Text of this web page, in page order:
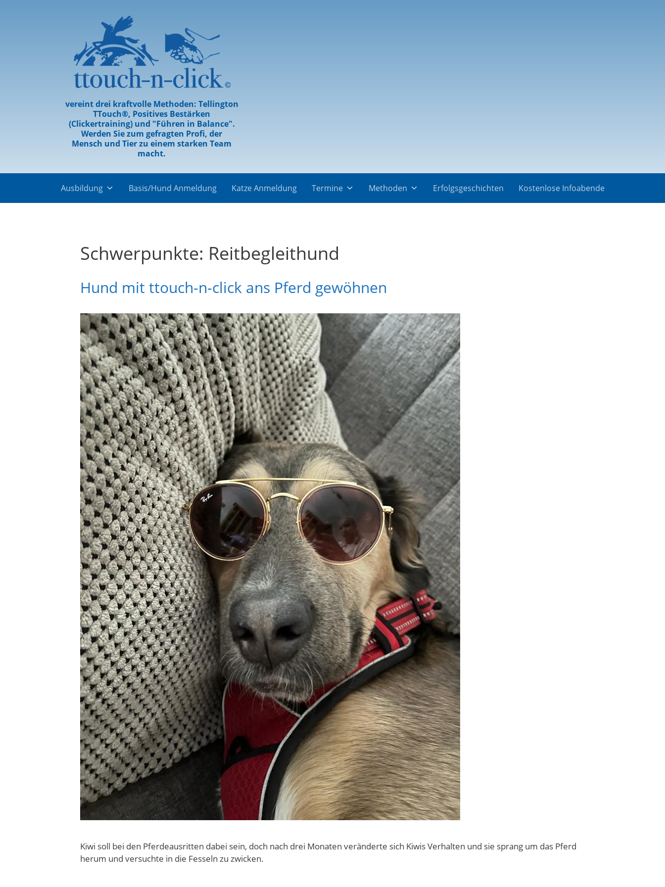
vereint drei kraftvolle Methoden: Tellington
TTouch®, Positives Bestärken
(Clickertraining) und "Führen in Balance".
Werden Sie zum gefragten Profi, der
Mensch und Tier zu einem starken Team
macht.
Ausbildung Basis/Hund Anmeldung Katze Anmeldung Termine Methoden Erfolgsgeschichten Kostenlose Infoabende
Schwerpunkte: Reitbegleithund
Hund mit ttouch-n-click ans Pferd gewöhnen
Kiwi soll bei den Pferdeausritten dabei sein, doch nach drei Monaten veränderte sich Kiwis Verhalten und sie sprang um das Pferd
herum und versuchte in die Fesseln zu zwicken.